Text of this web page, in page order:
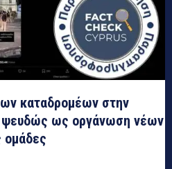
καταδρομέων στην
ψευδώς ως οργάνωση νέων
ομάδες